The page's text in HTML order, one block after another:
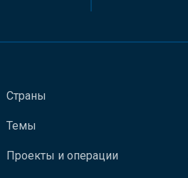
Страны
Темы
Проекты и операции